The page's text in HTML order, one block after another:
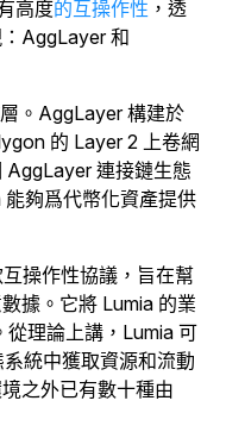
高度的互操作性 ，透
AggLayer 和
。AggLayer 構建於
的 Layer 2 上卷網
AggLayer 連接鏈生態
夠爲代幣化資產提供
操作性協議，旨在幫
據。它將 Lumia 的業
理論上講，Lumia 可
統中獲取資源和流動
之外已有數十種由